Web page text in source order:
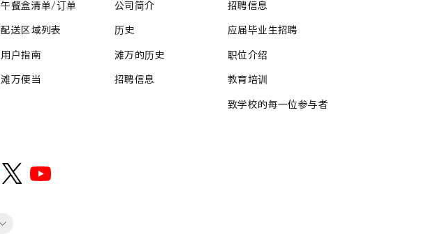
午餐盒清单/订单
配送区域列表
用户指南
滩万便当
公司简介
历史
滩万的历史
招聘信息
招聘信息
应届毕业生招聘
职位介绍
教育培训
致学校的每一位参与者